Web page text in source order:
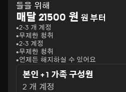
들을 위해
매달 21500 원 원 부터
2-3 개 계정
무제한 청취
2-3 계정
무제한 청취
언제든 해지하실 수 있어요
본인 + 1 가족 구성원
2 개 계정